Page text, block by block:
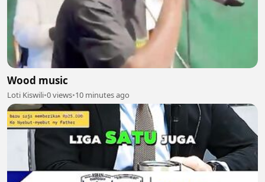
Wood music
Loti Kiswili•0 views•10 minutes ago